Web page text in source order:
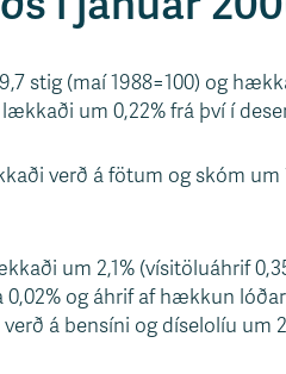
stig (maí 1988=100) og
um 0,22% frá því í
verð á fötum og skóm um
um 2,1% (vísitöluáhrif
og áhrif af hækkun
á bensíni og díselolíu um